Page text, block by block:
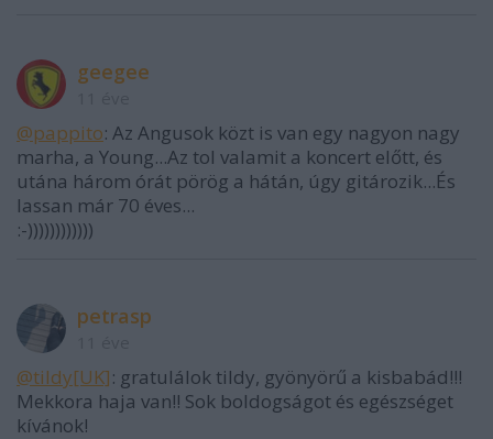
geegee
@pappito: Az Angusok közt is van egy nagyon nagy
marha, a Young...Az tol valamit a koncert előtt, és
utána három órát pörög a hátán, úgy gitározik...És
lassan már 70 éves...
:-))))))))))))
petrasp
@tildy[UK]: gratulálok tildy, gyönyörű a kisbabád!!!
Mekkora haja van!! Sok boldogságot és egészséget
kívánok!